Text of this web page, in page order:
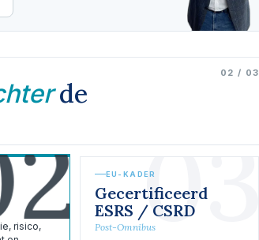
de
02 / 03
risico,
03
EU-KADER
Gecertificeerd
ESRS / CSRD
Post-Omnibus